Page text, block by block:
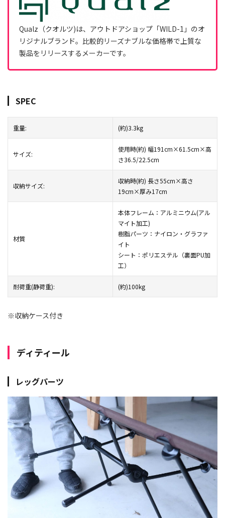
Qualz（クオルツ)は、アウトドアショップ「WILD-1」のオ
リジナルブランド。比較的リーズナブルな価格帯で上質な
製品をリリースするメーカーです。
SPEC
重量: (約)3.3kg
サイズ:
使用時(約) 幅191cm×61.5cm×高
さ36.5/22.5cm
収納サイズ:
収納時(約) 長さ55cm×高さ
19cm×厚み17cm
材質
本体フレーム：アルミニウム(アル
マイト加工)
樹脂パーツ：ナイロン・グラファ
イト
シート：ポリエステル（裏面PU加
工）
耐荷重(静荷重): (約)100kg
※収納ケース付き
ディティール
レッグパーツ